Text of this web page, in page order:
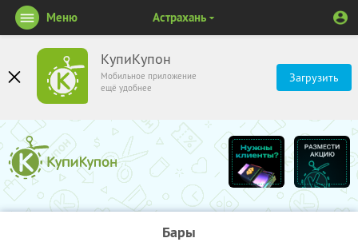
КупиКупон
Мобильное приложение
ещё удобнее
Загрузить
Меню Астрахань
Бары